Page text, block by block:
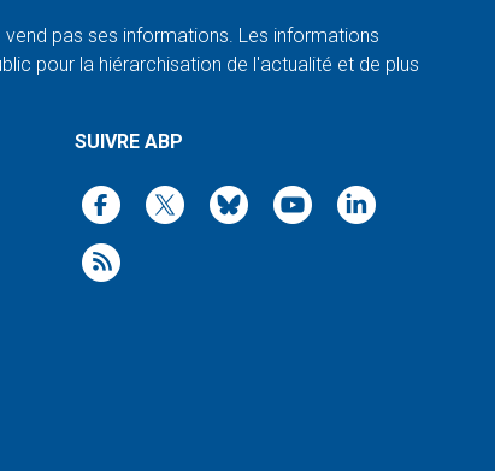
pas ses informations. Les informations
pour la hiérarchisation de l'actualité et de plus
SUIVRE ABP